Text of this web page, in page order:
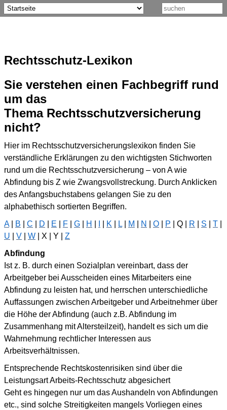
Rechtsschutz-Lexikon
Sie verstehen einen Fachbegriff rund
um das
Thema Rechtsschutzversicherung
nicht?
Hier im Rechtsschutzversicherungslexikon finden Sie
verständliche Erklärungen zu den wichtigsten Stichworten
rund um die Rechtsschutzversicherung – von A wie
Abfindung bis Z wie Zwangsvollstreckung. Durch Anklicken
des Anfangsbuchstabens gelangen Sie zu den
alphabethisch sortierten Begriffen.
A| B C D E F G H K L M N O P | Q | R S T
U
V W | X | Y | Z
Abfindung
Ist z. B. durch einen Sozialplan vereinbart, dass der
Arbeitgeber bei Ausscheiden eines Mitarbeiters eine
Abfindung zu leisten hat, und herrschen unterschiedliche
Auffassungen zwischen Arbeitgeber und Arbeitnehmer über
die Höhe der Abfindung (auch z.B. Abfindung im
Zusammenhang mit Altersteilzeit), handelt es sich um die
Wahrnehmung rechtlicher Interessen aus
Arbeitsverhältnissen.
Entsprechende Rechtskostenrisiken sind über die
Leistungsart Arbeits-Rechtsschutz abgesichert
Geht es hingegen nur um das Aushandeln von Abfindungen
etc., sind solche Streitigkeiten mangels Vorliegen eines